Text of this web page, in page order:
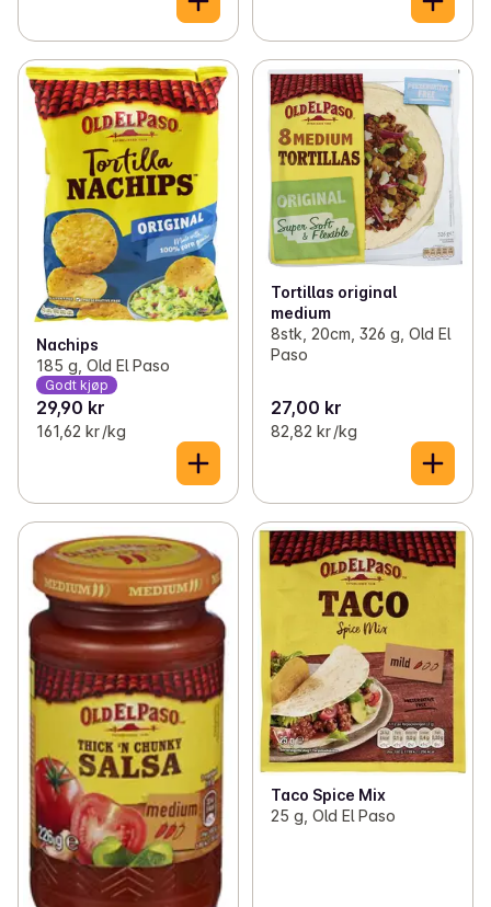
Nachips
185 g, Old El Paso
Godt kjøp
29,90 kr
161,62 kr /kg
Tortillas original
medium
8stk, 20cm, 326 g, Old El
Paso
27,00 kr
82,82 kr /kg
Taco Spice Mix
25 g, Old El Paso